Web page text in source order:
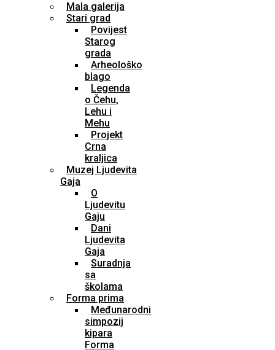
Mala galerija
Stari grad
Povijest
Starog
grada
Arheološko
blago
Legenda
o Čehu,
Lehu i
Mehu
Projekt
Crna
kraljica
Muzej Ljudevita
Gaja
O
Ljudevitu
Gaju
Dani
Ljudevita
Gaja
Suradnja
sa
školama
Forma prima
Međunarodni
simpozij
kipara
Forma